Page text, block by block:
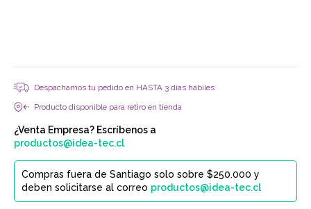
Despachamos tu pedido en HASTA 3 días hábiles
Producto disponible para retiro en tienda
¿Venta Empresa? Escríbenos a
productos@idea-tec.cl
Compras fuera de Santiago solo sobre $250.000 y
deben solicitarse al correo productos@idea-tec.cl